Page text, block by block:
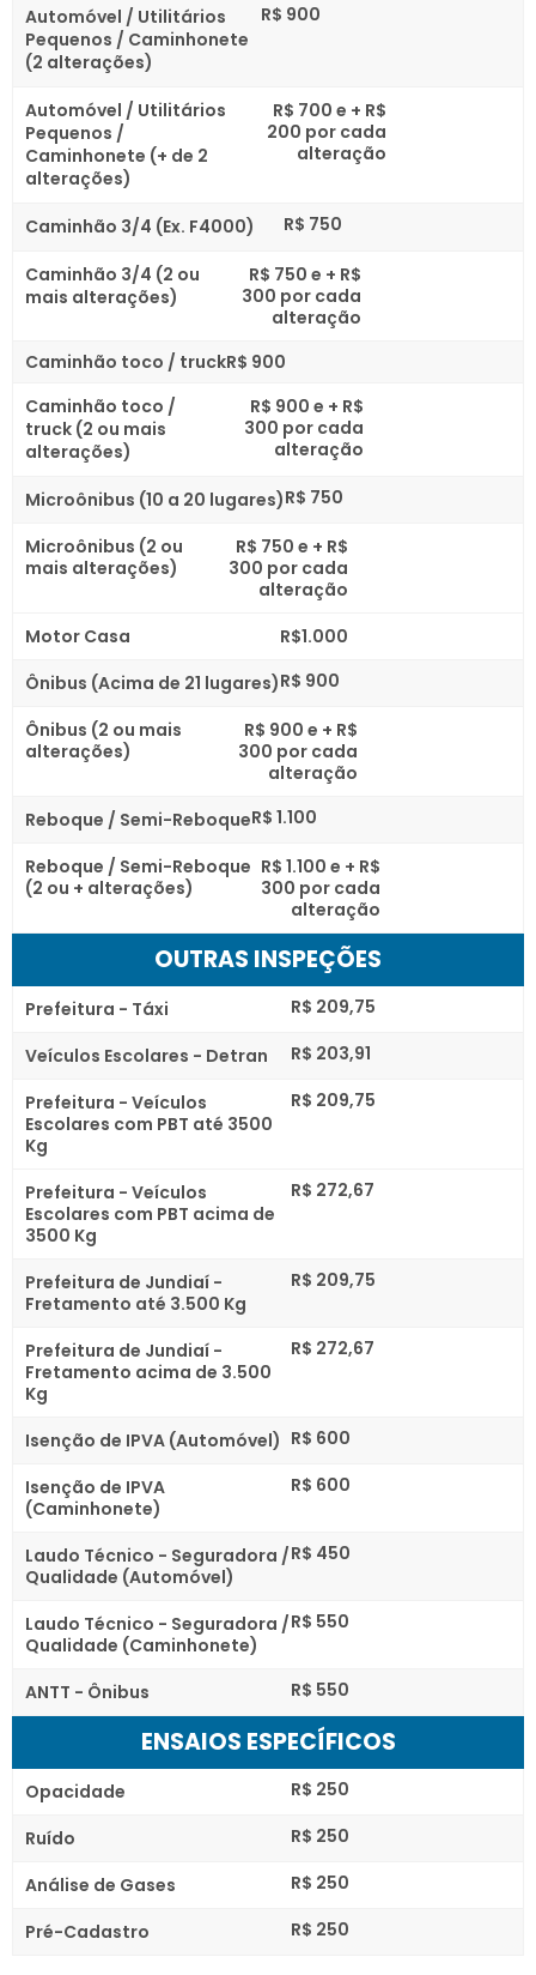
Automóvel / Utilitários
Pequenos / Caminhonete
(2 alterações)
R$ 900
Automóvel / Utilitários
Pequenos /
Caminhonete (+ de 2
alterações)
R$ 700 e + R$
200 por cada
alteração
Caminhão 3/4 (Ex. F4000) R$ 750
Caminhão 3/4 (2 ou
mais alterações)
R$ 750 e + R$
300 por cada
alteração
Caminhão toco / truckR$ 900
Caminhão toco /
truck (2 ou mais
alterações)
R$ 900 e + R$
300 por cada
alteração
Microônibus (10 a 20 lugares)R$ 750
Microônibus (2 ou
mais alterações)
R$ 750 e + R$
300 por cada
alteração
Motor Casa
R$1.000
Ônibus (Acima de 21 lugares)R$ 900
Ônibus (2 ou mais
alterações)
R$ 900 e + R$
300 por cada
alteração
Reboque / Semi-ReboqueR$ 1.100
Reboque / Semi-Reboque
(2 ou + alterações)
R$ 1.100 e + R$
300 por cada
alteração
OUTRAS INSPEÇÕES
Prefeitura - Táxi R$ 209,75
Veículos Escolares - Detran R$ 203,91
Prefeitura - Veículos
Escolares com PBT até 3500
Kg
R$ 209,75
Prefeitura - Veículos
Escolares com PBT acima de
3500 Kg
R$ 272,67
Prefeitura de Jundiaí -
Fretamento até 3.500 Kg
R$ 209,75
Prefeitura de Jundiaí -
Fretamento acima de 3.500
Kg
R$ 272,67
Isenção de IPVA (Automóvel) R$ 600
Isenção de IPVA
(Caminhonete)
R$ 600
Laudo Técnico - Seguradora /
Qualidade (Automóvel)
R$ 450
Laudo Técnico - Seguradora /
Qualidade (Caminhonete)
R$ 550
ANTT - Ônibus R$ 550
ENSAIOS ESPECÍFICOS
Opacidade R$ 250
Ruído R$ 250
Análise de Gases R$ 250
Pré-Cadastro R$ 250